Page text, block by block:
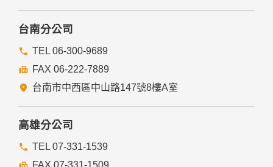
本網站委託廠商協助蒐集、處理或利用您的個人資料時，將對
委外廠商或個人善盡監督管理之責。
六、Cookie之使用
為了提供您最佳的服務，本網站會在您的電腦中放置並取用我
們的Cookie，若您不願接受Cookie的寫入，您可在您使用的
瀏覽器功能項中設定隱私權等級為高，即可拒絕Cookie的寫
七、隱私權保護政策之修正
款將刊登於網站上。
台南分公司
TEL 06-300-9689
FAX 06-222-7889
台南市中西區中山路147號8樓A室
高雄分公司
TEL 07-331-1539
FAX 07-331-1509